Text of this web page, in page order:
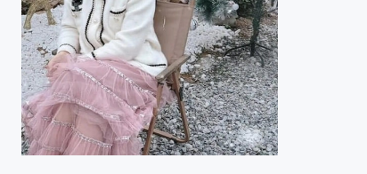
ceonguyenhothutrangqh88-logo